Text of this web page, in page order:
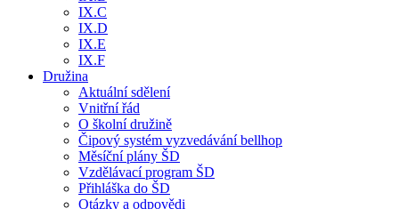
IX.C
IX.D
IX.E
IX.F
Družina
Aktuální sdělení
Vnitřní řád
O školní družině
Čipový systém vyzvedávání bellhop
Měsíční plány ŠD
Vzdělávací program ŠD
Přihláška do ŠD
Otázky a odpovědi